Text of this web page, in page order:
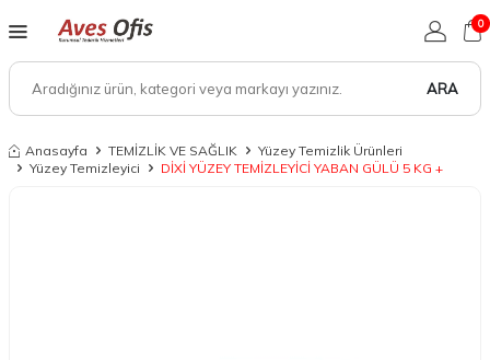
ARA
0
Anasayfa TEMİZLİK VE SAĞLIK
Yüzey Temizlik Ürünleri
Yüzey Temizleyici
DİXİ YÜZEY TEMİZLEYİCİ YABAN GÜLÜ 5 KG +